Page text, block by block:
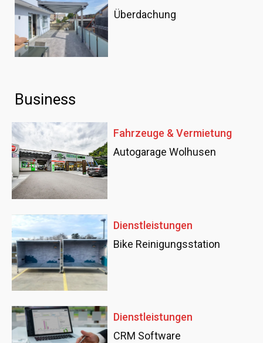
Überdachung
Business
Fahrzeuge & Vermietung
Autogarage Wolhusen
Dienstleistungen
Bike Reinigungsstation
Dienstleistungen
CRM Software